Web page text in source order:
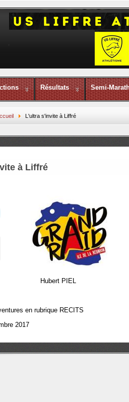
Résultats Semi-
L'ultra s'invite à Liffré
à Liffré
Hubert PIEL
en rubrique RECITS
2017